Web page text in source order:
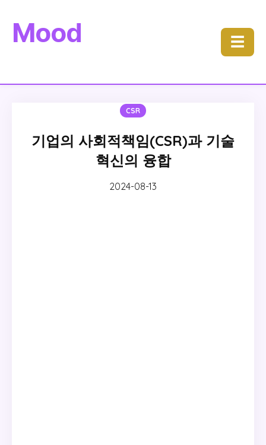
Mood ☰
CSR
기업의 사회적책임(CSR)과 기술
혁신의 융합
2024-08-13